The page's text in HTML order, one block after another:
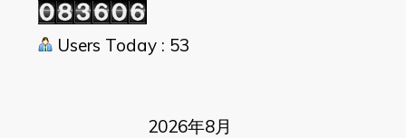
ー
シ Users Today : 53
2026年8月